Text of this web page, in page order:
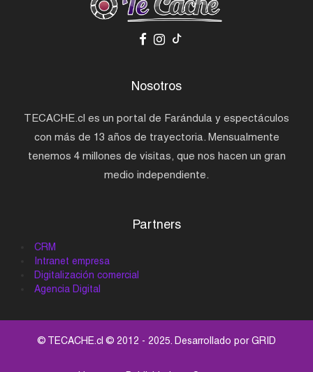
Nosotros
TECACHE.cl es un portal de Farándula y espectáculos
con más de 13 años de trayectoria. Mensualmente
tenemos 4 millones de visitas, que nos hacen un gran
medio independiente.
Partners
CRM
Intranet empresa
Digitalización comercial
Agencia Digital
© TECACHE.cl © 2012 - 2025. Desarrollado porGRID